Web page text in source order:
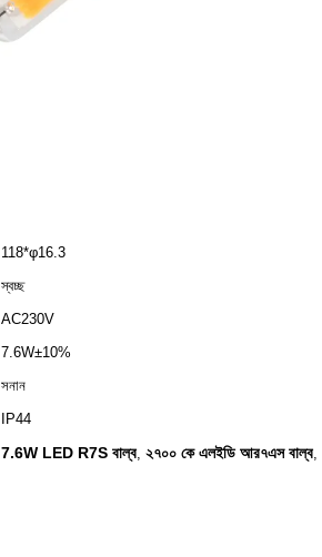
118*φ16.3
স্বচ্ছ
AC230V
7.6W±10%
সনান
IP44
7.6W LED R7S বাল্ব, ২৭০০ কে এলইডি আর৭এস বাল্ব,